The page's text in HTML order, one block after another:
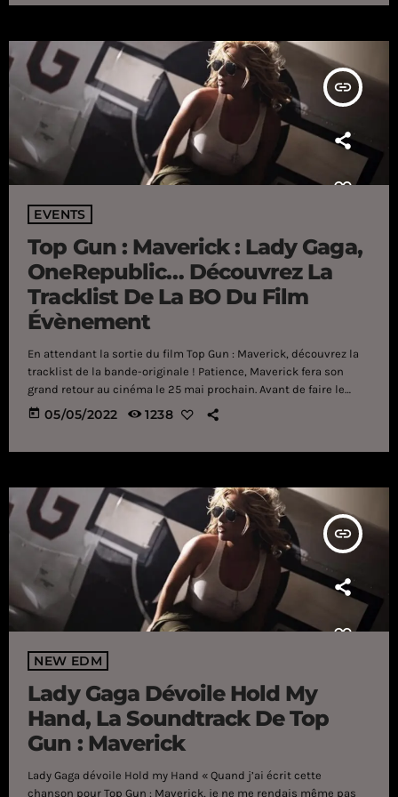
insert_link
EVENTS
Top Gun : Maverick : Lady Gaga,
OneRepublic… Découvrez La
Tracklist De La BO Du Film
Évènement
En attendant la sortie du film Top Gun : Maverick, découvrez la
tracklist de la bande-originale ! Patience, Maverick fera son
grand retour au cinéma le 25 mai prochain. Avant de faire le
plein de frissons avec le pilote de chasse le plus doué de sa
génération, rien de tel pour se plonger dans l’univers du film
today 05/05/2022 1238
insert_link
NEW EDM
Lady Gaga Dévoile Hold My
Hand, La Soundtrack De Top
Gun : Maverick
Lady Gaga dévoile Hold my Hand « Quand j’ai écrit cette
chanson pour Top Gun : Maverick, je ne me rendais même pas